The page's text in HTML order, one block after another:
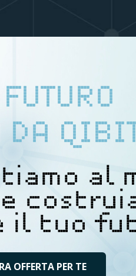
DA QIBIT
al
il tuo
OFFERTA PER TE